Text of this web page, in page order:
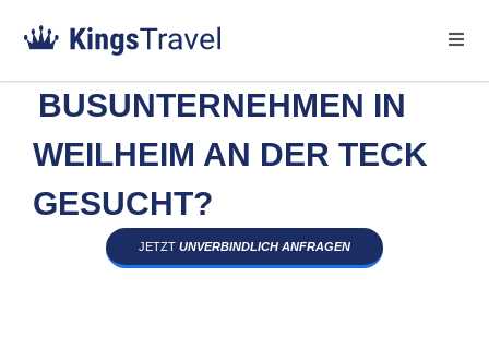
BUSUNTERNEHMEN IN
WEILHEIM AN DER TECK
GESUCHT?
JETZT UNVERBINDLICH ANFRAGEN